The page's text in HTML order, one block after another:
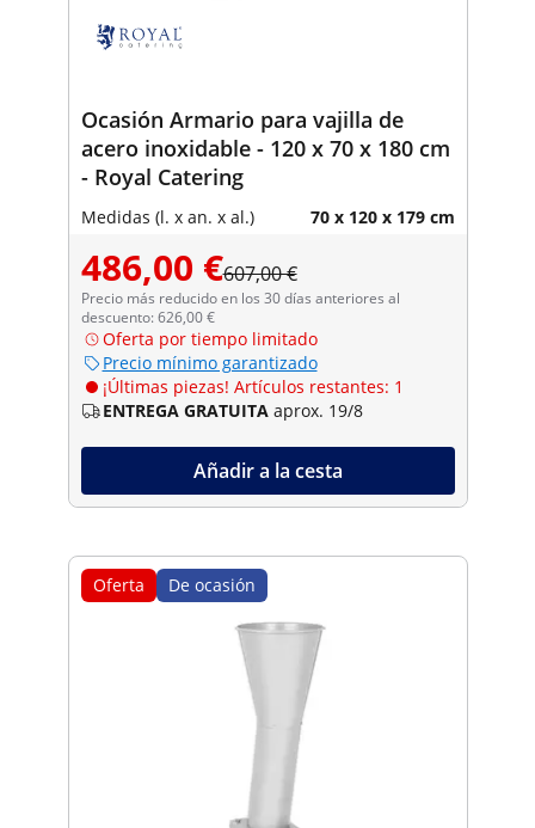
Ocasión Armario para vajilla de
acero inoxidable - 120 x 70 x 180 cm
- Royal Catering
Medidas (l. x an. x al.) 70 x 120 x 179 cm
486,00 €607,00 €
Precio más reducido en los 30 días anteriores al
descuento: 626,00 €
Oferta por tiempo limitado
Precio mínimo garantizado
¡Últimas piezas! Artículos restantes: 1
ENTREGA GRATUITA aprox. 19/8
Añadir a la cesta
Oferta De ocasión